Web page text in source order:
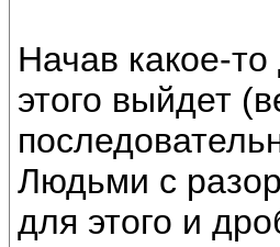
Начав какое-
этого выйдет
Людьми с
для этого и